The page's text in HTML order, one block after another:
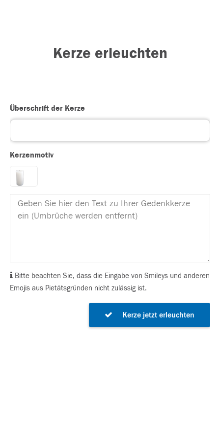
Kerze erleuchten
Überschrift der Kerze
Kerzenmotiv
Bitte beachten Sie, dass die Eingabe von Smileys und anderen
Emojis aus Pietätsgründen nicht zulässig ist.
Kerze jetzt erleuchten